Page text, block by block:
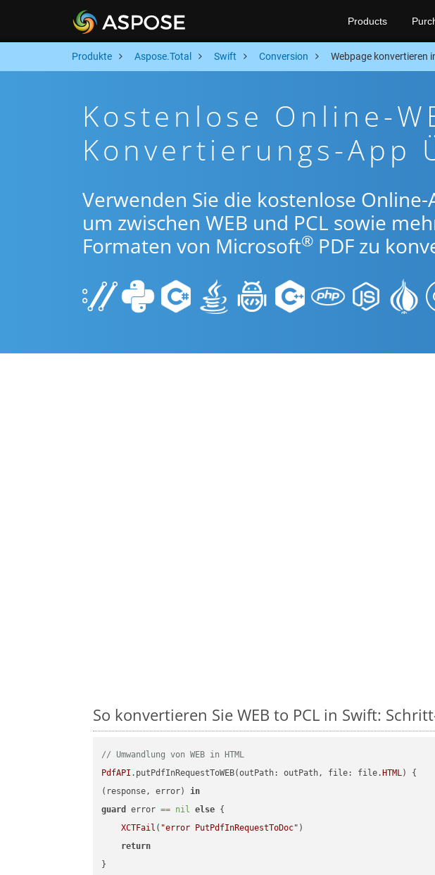
Products
Produkte Aspose.Total Swift Conversion Webpage konvertieren
Kostenlose Online-
Konvertierungs-App
Verwenden Sie die kostenlose Online-
um zwischen WEB und PCL sowie
Formaten von Microsoft® PDF zu
So konvertieren Sie WEB to PCL in Swift:
// Umwandlung von WEB in HTML
PdfAPI .putPdfInRequestToWEB(outPath: outPath, file: file. HTML) {
(response, error) in
guard
error == nil else {
XCTFail ( "error PutPdfInRequestToDoc" )
return
}